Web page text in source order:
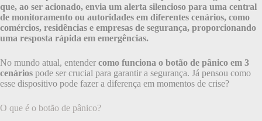
que, ao ser acionado, envia um alerta silencioso para uma central
de monitoramento ou autoridades em diferentes cenários, como
comércios, residências e empresas de segurança, proporcionando
uma resposta rápida em emergências.
No mundo atual, entender como funciona o botão de pânico em 3
cenários pode ser crucial para garantir a segurança. Já pensou como
esse dispositivo pode fazer a diferença em momentos de crise?
O que é o botão de pânico?